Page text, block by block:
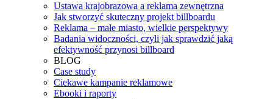
Ustawa krajobrazowa a reklama zewnętrzna
Jak stworzyć skuteczny projekt billboardu
Reklama – małe miasto, wielkie perspektywy
Badania widoczności, czyli jak sprawdzić jaką
efektywność przynosi billboard
BLOG
Case study
Ciekawe kampanie reklamowe
Ebooki i raporty